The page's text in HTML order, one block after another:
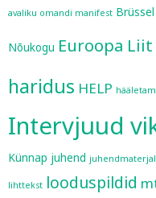
avaliku omandi manifest Brüssel
Nõukogu Euroopa Liit
haridus HELP
Intervjuud
Künnap juhend juhendmaterjal
lihttekst looduspildid